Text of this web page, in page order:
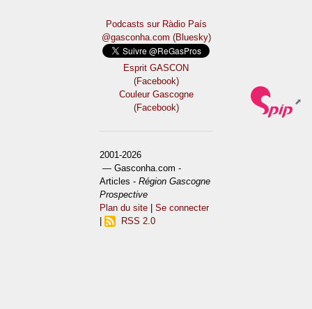
Podcasts sur Ràdio País
@gasconha.com (Bluesky)
Esprit GASCON
(Facebook)
Couleur Gascogne
(Facebook)
2001-2026
— Gasconha.com -
Articles -Région Gascogne
Prospective
Plan du site |Se connecter
|
RSS 2.0